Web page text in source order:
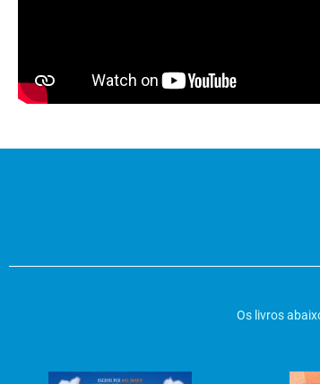
Os livros